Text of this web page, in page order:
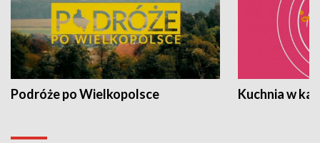
Podróże po Wielkopolsce Kuchnia w